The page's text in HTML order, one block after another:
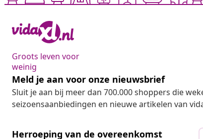
Groots leven voor
weinig
Meld je aan voor onze nieuwsbrief
Sluit je aan bij meer dan 700.000 shoppers die
seizoensaanbiedingen en nieuwe artikelen van
Herroeping van de overeenkomst